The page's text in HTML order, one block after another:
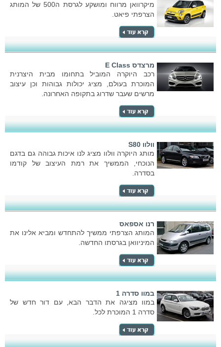
מיקרוואן מרווח ומושקע לגרסת ה500 של המותג
הצרפתי פיאט.
מרצדס E Class
רכב היוקרה המוביל בתחומו מבית היצרנית
המוכרת בעולם, מציג יכולות גבוהות וכן עיצוב
מרשים שעבר שדרוג בתקופה האחרונה.
וולוו S80
מותג היוקרה וולוו מציג לנו איכות גבוהה גם בדגם
הנוכחי, הממשיך את רמת העיצוב של קודמו
בסדרה.
רנו אספאס
המותג הצרפתי ממשיך להתחדש ומביא אלינו את
המיניוואן בגרסתו החדשה.
במוו סדרה 1
במוו מציגה את הדבר הבא, עם דור חדש של
סדרה 1 המוכרת לכל.